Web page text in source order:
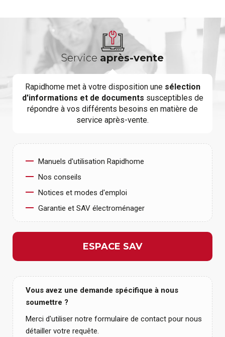
Service après-vente
Rapidhome met à votre disposition une sélection
d'informations et de documents susceptibles de
répondre à vos différents besoins en matière de
service après-vente.
Manuels d'utilisation Rapidhome
Nos conseils
Notices et modes d'emploi
Garantie et SAV électroménager
ESPACE SAV
Vous avez une demande spécifique à nous
soumettre ?
Merci d'utiliser notre formulaire de contact pour nous
détailler votre requête.